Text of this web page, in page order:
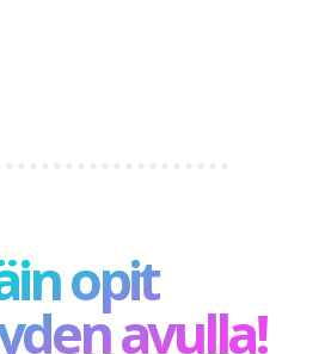
opit
avulla!